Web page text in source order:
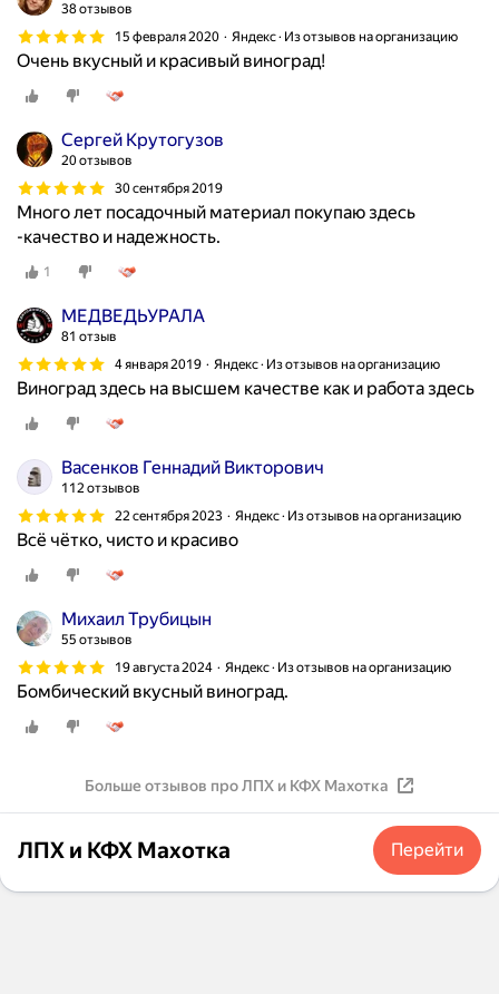
38 отзывов
15 февраля 2020
Яндекс · Из отзывов на организацию
Очень вкусный и красивый виноград!
Сергей Крутогузов
20 отзывов
30 сентября 2019
Много лет посадочный материал покупаю здесь
-качество и надежность.
1
МЕДВЕДЬУРАЛА
81 отзыв
4 января 2019
Яндекс · Из отзывов на организацию
Виноград здесь на высшем качестве как и работа здесь
Васенков Геннадий Викторович
112 отзывов
22 сентября 2023
Яндекс · Из отзывов на организацию
Всё чётко, чисто и красиво
Михаил Трубицын
55 отзывов
19 августа 2024
Яндекс · Из отзывов на организацию
Бомбический вкусный виноград.
Больше отзывов про ЛПХ и КФХ Махотка
ЛПХ и КФХ Махотка Перейти